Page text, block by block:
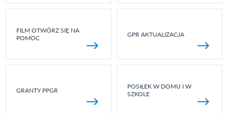
FILM OTWÓRZ SIĘ NA
POMOC
GPR AKTUALIZACJA
GRANTY PPGR
POSIŁEK W DOMU I W
SZKOLE